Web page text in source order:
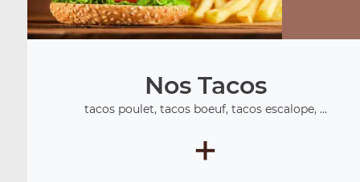
Nos Tacos
tacos poulet, tacos boeuf, tacos escalope, ...
+